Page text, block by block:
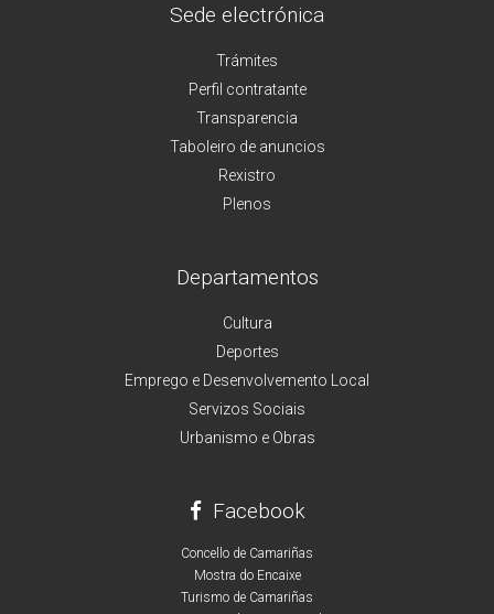
Sede electrónica
Trámites
Perfil contratante
Transparencia
Taboleiro de anuncios
Rexistro
Plenos
Departamentos
Cultura
Deportes
Emprego e Desenvolvemento Local
Servizos Sociais
Urbanismo e Obras
Facebook
Concello de Camariñas
Mostra do Encaixe
Turismo de Camariñas